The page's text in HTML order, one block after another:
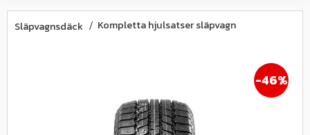
Släpvagnsdäck Kompletta hjulsatser släpvagn
46%